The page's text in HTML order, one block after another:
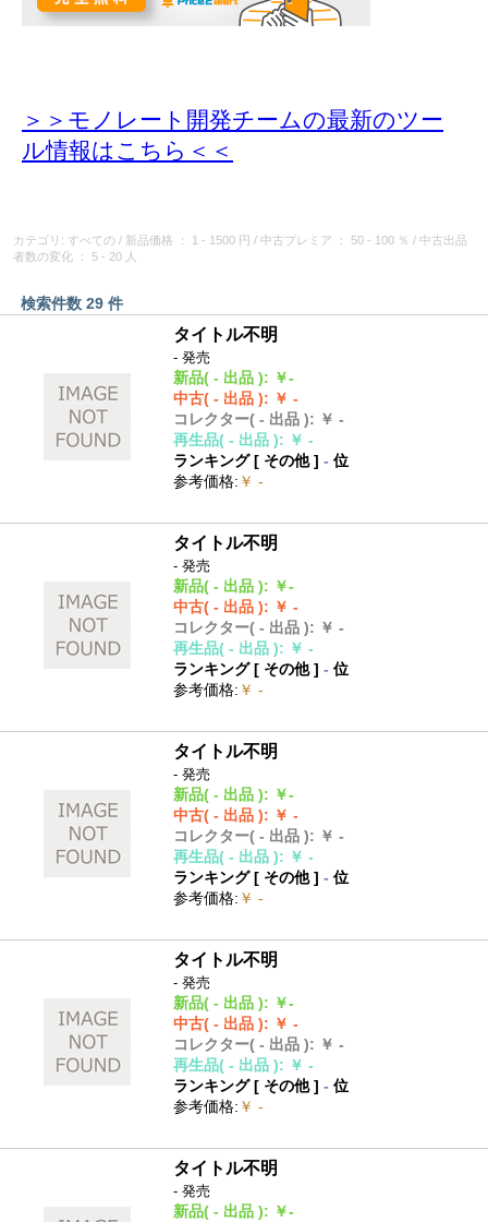
＞＞モノレート開発チームの最新のツー
ル情報はこちら＜＜
カテゴリ: すべての / 新品価格 ： 1 - 1500 円 / 中古プレミア ： 50 - 100 ％ / 中古出品
者数の変化
： 5 - 20 人
検索件数 29 件
タイトル不明
- 発売
新品( - 出品 ): ￥-
中古( - 出品 ): ￥ -
コレクター( - 出品 ): ￥ -
再生品( - 出品 ): ￥ -
ランキング [ その他]- 位
参考価格: ￥ -
タイトル不明
- 発売
新品( - 出品 ): ￥-
中古( - 出品 ): ￥ -
コレクター( - 出品 ): ￥ -
再生品( - 出品 ): ￥ -
ランキング [ その他]- 位
参考価格: ￥ -
タイトル不明
- 発売
新品( - 出品 ): ￥-
中古( - 出品 ): ￥ -
コレクター( - 出品 ): ￥ -
再生品( - 出品 ): ￥ -
ランキング [ その他]- 位
参考価格: ￥ -
タイトル不明
- 発売
新品( - 出品 ): ￥-
中古( - 出品 ): ￥ -
コレクター( - 出品 ): ￥ -
再生品( - 出品 ): ￥ -
ランキング [ その他]- 位
参考価格: ￥ -
タイトル不明
- 発売
新品( - 出品 ): ￥-